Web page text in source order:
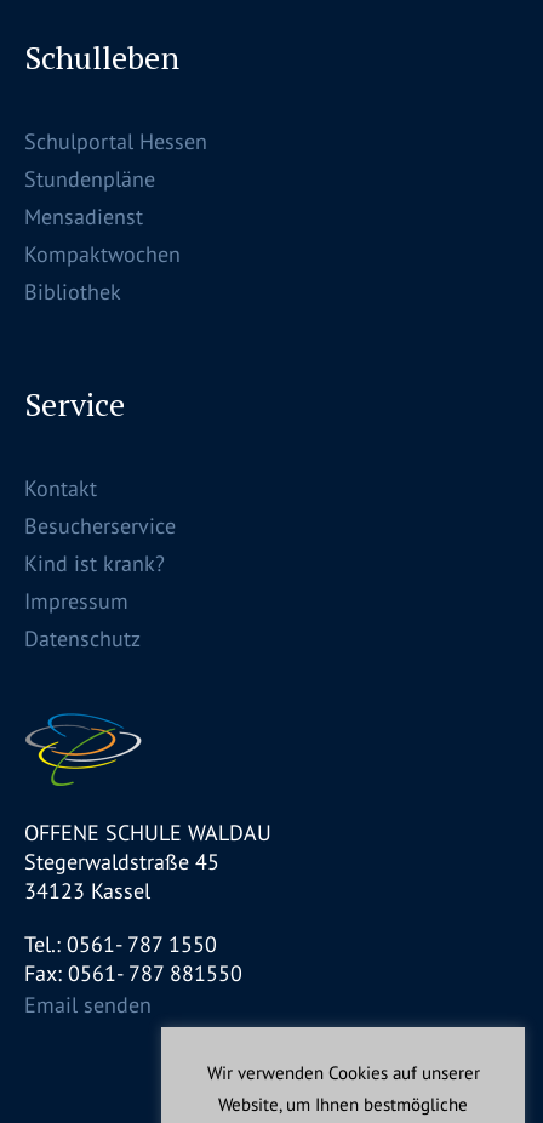
Schulleben
Schulportal Hessen
Stundenpläne
Mensadienst
Kompaktwochen
Bibliothek
Service
Kontakt
Besucherservice
Kind ist krank?
Impressum
Datenschutz
OFFENE SCHULE WALDAU
Stegerwaldstraße 45
34123 Kassel
Tel.: 0561- 787 1550
Fax: 0561- 787 881550
Email senden
Wir verwenden Cookies auf unserer
Website, um Ihnen bestmögliche